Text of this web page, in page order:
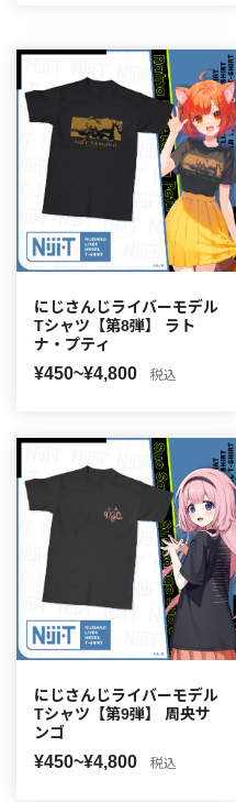
にじさんじライバーモデル
Tシャツ【第8弾】 ラト
ナ・プティ
¥450~¥4,800 税込
にじさんじライバーモデル
Tシャツ【第9弾】 周央サ
ンゴ
¥450~¥4,800 税込